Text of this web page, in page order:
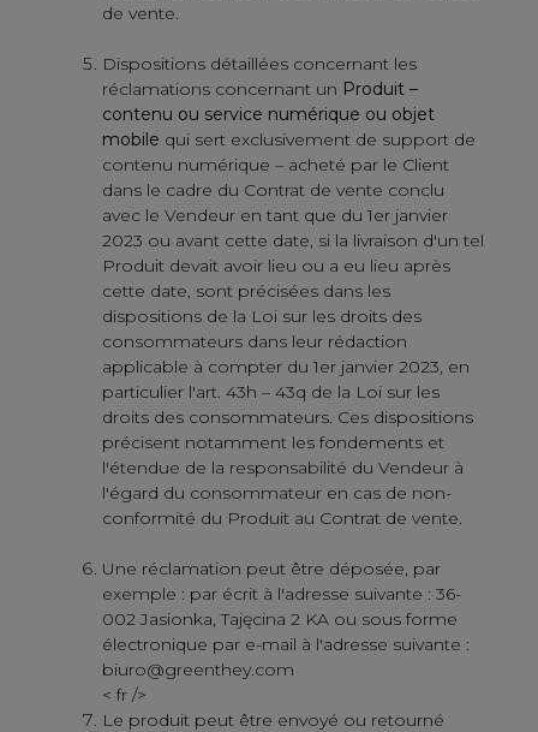
de vente.
Dispositions détaillées concernant les
réclamations concernant un Produit –
contenu ou service numérique ou objet
mobile qui sert exclusivement de support de
contenu numérique – acheté par le Client
dans le cadre du Contrat de vente conclu
avec le Vendeur en tant que du 1er janvier
2023 ou avant cette date, si la livraison d'un tel
Produit devait avoir lieu ou a eu lieu après
cette date, sont précisées dans les
dispositions de la Loi sur les droits des
consommateurs dans leur rédaction
applicable à compter du 1er janvier 2023, en
particulier l'art. 43h – 43q de la Loi sur les
droits des consommateurs. Ces dispositions
précisent notamment les fondements et
l'étendue de la responsabilité du Vendeur à
l'égard du consommateur en cas de non-
conformité du Produit au Contrat de vente.
Une réclamation peut être déposée, par
exemple : par écrit à l'adresse suivante : 36-
002 Jasionka, Tajęcina 2 KA ou sous forme
électronique par e-mail à l'adresse suivante :
biuro@greenthey.com
< fr />
Le produit peut être envoyé ou retourné